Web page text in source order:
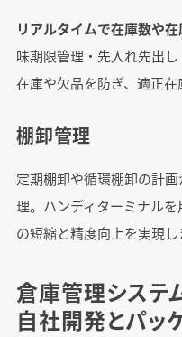
リアルタイムで在庫数や
味期限管理・先入れ先出
在庫や欠品を防ぎ、適正在
棚卸管理
定期棚卸や循環棚卸の計
理。ハンディターミナル
の短縮と精度向上を実現し
倉庫管理システ
自社開発とパッ